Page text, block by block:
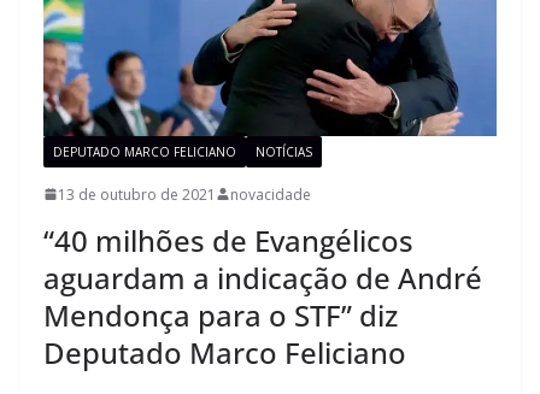
DEPUTADO MARCO FELICIANO NOTÍCIAS
13 de outubro de 2021 novacidade
“40 milhões de Evangélicos
aguardam a indicação de André
Mendonça para o STF” diz
Deputado Marco Feliciano